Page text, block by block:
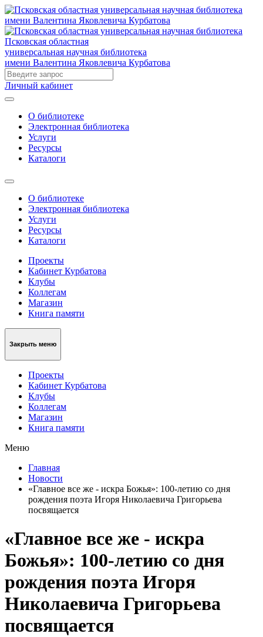
Псковская областная
универсальная научная библиотека
имени Валентина Яковлевича Курбатова
Личный кабинет
О библиотеке
Электронная библиотека
Услуги
Ресурсы
Каталоги
О библиотеке
Электронная библиотека
Услуги
Ресурсы
Каталоги
Проекты
Кабинет Курбатова
Клубы
Коллегам
Магазин
Книга памяти
Закрыть меню
Проекты
Кабинет Курбатова
Клубы
Коллегам
Магазин
Книга памяти
Меню
Главная
Новости
«Главное все же - искра Божья»: 100-летию со дня
рождения поэта Игоря Николаевича Григорьева
посвящается
«Главное все же - искра
Божья»: 100-летию со дня
рождения поэта Игоря
Николаевича Григорьева
посвящается